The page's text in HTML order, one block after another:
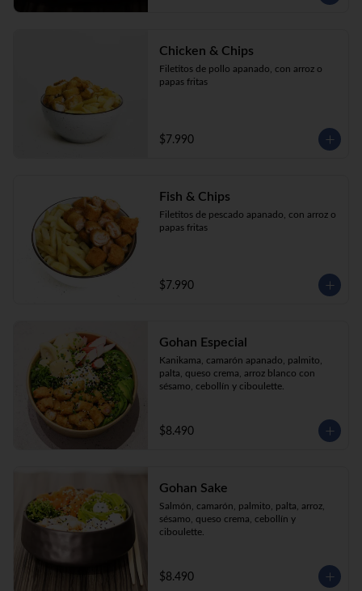
Chicken & Chips
Filetitos de pollo apanado, con arroz o
papas fritas
$7.990
Fish & Chips
Filetitos de pescado apanado, con arroz o
papas fritas
$7.990
Gohan Especial
Kanikama, camarón apanado, palmito,
palta, queso crema, arroz blanco con
sésamo, cebollín y ciboulette.
$8.490
Gohan Sake
Salmón, camarón, palmito, palta, arroz,
sésamo, queso crema, cebollín y
ciboulette.
$8.490